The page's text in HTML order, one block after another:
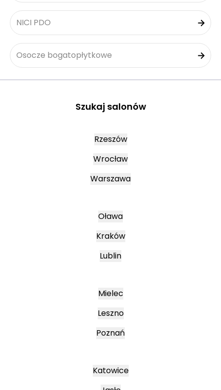
NICI PDO
Osocze bogatopłytkowe
Szukaj salonów
Rzeszów
Wrocław
Warszawa
Oława
Kraków
Lublin
Mielec
Leszno
Poznań
Katowice